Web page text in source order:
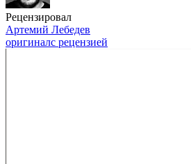
Рецензировал
Артемий Лебедев
оригиналс рецензией